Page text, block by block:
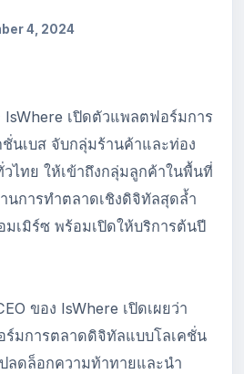
4, 2024
เปิดตัวแพลตฟอร์มการ
นเบส จับกลุ่มร้านค้าและท่อง
วไทย ให้เข้าถึงกลุ่มลูกค้าในพื้นที่
นการทำตลาดเชิงดิจิทัลสุดล้ำ
เมิร์ซ พร้อมเปิดให้บริการต้นปี
ของ IsWhere เปิดเผยว่า
มการตลาดดิจิทัลแบบโลเคชั่น
ลดล็อกความท้าทายและนำ